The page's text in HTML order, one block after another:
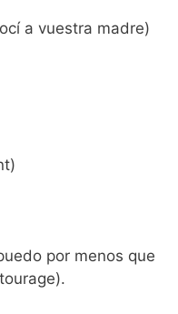
a vuestra madre)
por menos que